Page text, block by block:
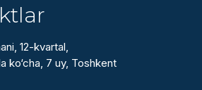
12-kvartal,
ko‘cha, 7 uy, Toshkent